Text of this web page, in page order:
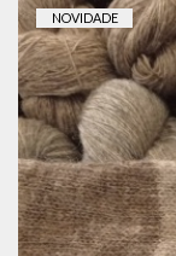
NOVIDADE